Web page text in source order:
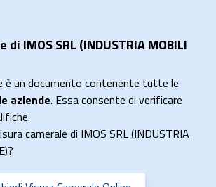
IMOS SRL (INDUSTRIA MOBILI
è un documento contenente tutte le
aziende. Essa consente di verificare
camerale di IMOS SRL (INDUSTRIA